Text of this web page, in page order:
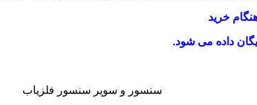
خرید
داده می شود.
سنسور و سوپر سنسور فلزیاب